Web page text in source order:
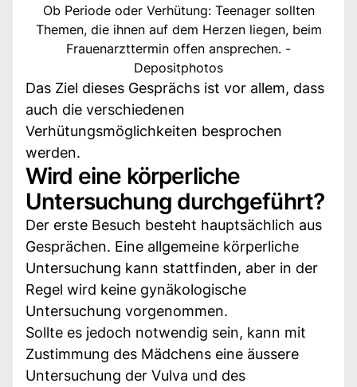
Ob Periode oder Verhütung: Teenager sollten
Themen, die ihnen auf dem Herzen liegen, beim
Frauenarzttermin offen ansprechen. -
Depositphotos
Das Ziel dieses Gesprächs ist vor allem, dass
auch die verschiedenen
Verhütungsmöglichkeiten besprochen
werden.
Wird eine körperliche
Untersuchung durchgeführt?
Der erste Besuch besteht hauptsächlich aus
Gesprächen. Eine allgemeine körperliche
Untersuchung kann stattfinden, aber in der
Regel wird keine gynäkologische
Untersuchung vorgenommen.
Sollte es jedoch notwendig sein, kann mit
Zustimmung des Mädchens eine äussere
Untersuchung der Vulva und des